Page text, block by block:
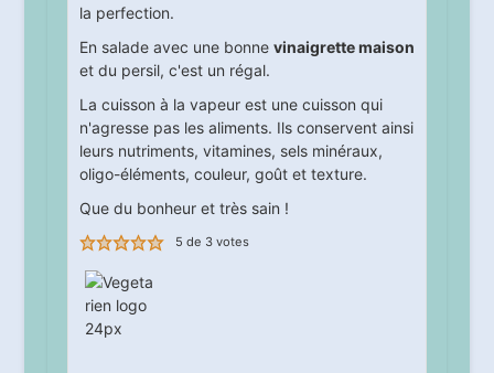
la perfection.
En salade avec une bonne vinaigrette maison
et du persil, c'est un régal.
La cuisson à la vapeur est une cuisson qui
n'agresse pas les aliments. Ils conservent ainsi
leurs nutriments, vitamines, sels minéraux,
oligo-éléments, couleur, goût et texture.
Que du bonheur et très sain !
5 de 3votes